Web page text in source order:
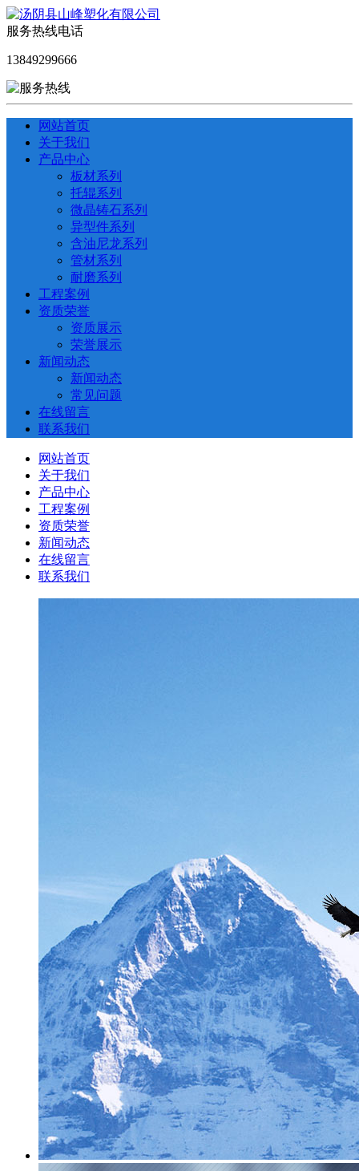
服务热线电话
13849299666
网站首页
关于我们
产品中心
板材系列
托辊系列
微晶铸石系列
异型件系列
含油尼龙系列
管材系列
耐磨系列
工程案例
资质荣誉
资质展示
荣誉展示
新闻动态
新闻动态
常见问题
在线留言
联系我们
网站首页
关于我们
产品中心
工程案例
资质荣誉
新闻动态
在线留言
联系我们